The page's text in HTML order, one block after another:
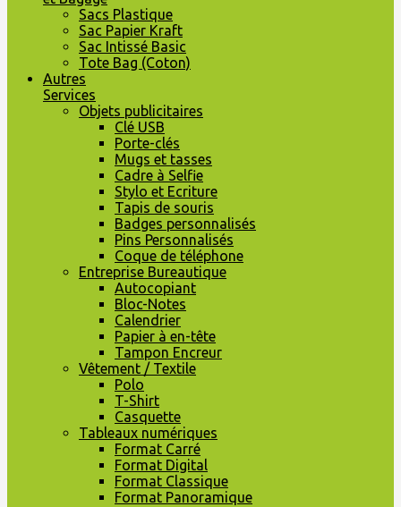
Sacs Plastique
Sac Papier Kraft
Sac Intissé Basic
Tote Bag (Coton)
Autres
Services
Objets publicitaires
Clé USB
Porte-clés
Mugs et tasses
Cadre à Selfie
Stylo et Ecriture
Tapis de souris
Badges personnalisés
Pins Personnalisés
Coque de téléphone
Entreprise Bureautique
Autocopiant
Bloc-Notes
Calendrier
Papier à en-tête
Tampon Encreur
Vêtement / Textile
Polo
T-Shirt
Casquette
Tableaux numériques
Format Carré
Format Digital
Format Classique
Format Panoramique